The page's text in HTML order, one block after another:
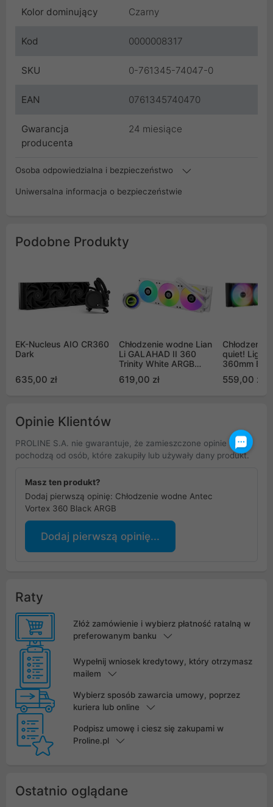
Kolor dominujący Czarny
Kod 0000008317
SKU 0-761345-74047-0
EAN 0761345740470
Gwarancja
producenta
24 miesiące
Osoba odpowiedzialna i bezpieczeństwo
Uniwersalna informacja o bezpieczeństwie
Podobne Produkty
EK-Nucleus AIO CR360
Dark
635,00 zł
Chłodzenie wodne Lian
Li GALAHAD II 360
Trinity White ARGB
619,00 zł
Chłodzenie
quiet! Light
360mm
559,00 zł
Opinie Klientów
PROLINE S.A. nie gwarantuje, że zamieszczone opinie
pochodzą od osób, które zakupiły lub używały dany produkt.
Masz ten produkt?
Dodaj pierwszą opinię: Chłodzenie wodne Antec
Vortex 360 Black ARGB
Dodaj pierwszą opinię...
Raty
Złóż zamówienie i wybierz płatność ratalną w
preferowanym banku
Wypełnij wniosek kredytowy, który otrzymasz
mailem
Wybierz sposób zawarcia umowy, poprzez
kuriera lub online
Podpisz umowę i ciesz się zakupami w
Proline.pl
Ostatnio oglądane